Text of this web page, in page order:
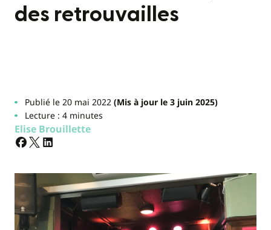
des retrouvailles
Publié le 20 mai 2022(Mis à jour le 3 juin 2025)
Lecture : 4 minutes
Elise Brouillette